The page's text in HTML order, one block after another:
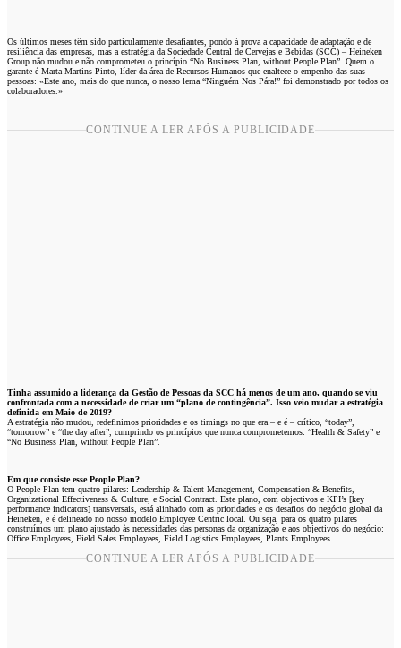
Os últimos meses têm sido particularmente desafiantes, pondo à prova a capacidade de adaptação e de
resiliência das empresas, mas a estratégia da Sociedade Central de Cervejas e Bebidas (SCC) – Heineken
Group não mudou e não comprometeu o princípio “No Business Plan, without People Plan”. Quem o
garante é Marta Martins Pinto, líder da área de Recursos Humanos que enaltece o empenho das suas
pessoas: «Este ano, mais do que nunca, o nosso lema “Ninguém Nos Pára!” foi demonstrado por todos os
colaboradores.»
CONTINUE A LER APÓS A PUBLICIDADE
Tinha assumido a liderança da Gestão de Pessoas da SCC há menos de um ano, quando se viu
confrontada com a necessidade de criar um “plano de contingência”. Isso veio mudar a estratégia
definida em Maio de 2019?
A estratégia não mudou, redefinimos prioridades e os timings no que era – e é – crítico, “today”,
“tomorrow” e “the day after”, cumprindo os princípios que nunca comprometemos: “Health & Safety” e
“No Business Plan, without People Plan”.
Em que consiste esse People Plan?
O People Plan tem quatro pilares: Leadership & Talent Management, Compensation & Benefits,
Organizational Effectiveness & Culture, e Social Contract. Este plano, com objectivos e KPI’s [key
performance indicators] transversais, está alinhado com as prioridades e os desafios do negócio global da
Heineken, e é delineado no nosso modelo Employee Centric local. Ou seja, para os quatro pilares
construímos um plano ajustado às necessidades das personas da organização e aos objectivos do negócio:
Office Employees, Field Sales Employees, Field Logistics Employees, Plants Employees.
CONTINUE A LER APÓS A PUBLICIDADE